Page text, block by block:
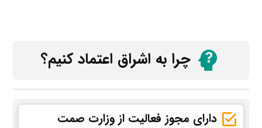
چرا به اشراق اعتماد کنیم؟
دارای مجوز فعالیت از وزارت صمت